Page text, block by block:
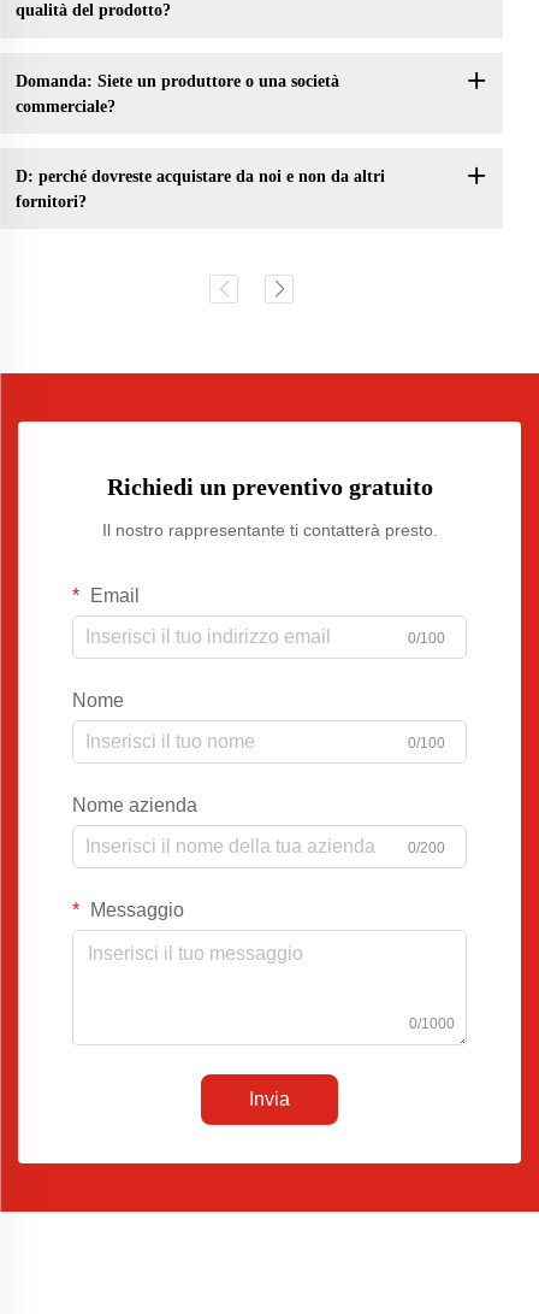
qualità del prodotto?
Domanda: Siete un produttore o una società
commerciale?
D: perché dovreste acquistare da noi e non da altri
fornitori?
Richiedi un preventivo gratuito
Il nostro rappresentante ti contatterà presto.
Email
0/100
Nome
0/100
Nome azienda
0/200
Messaggio
0/1000
Invia